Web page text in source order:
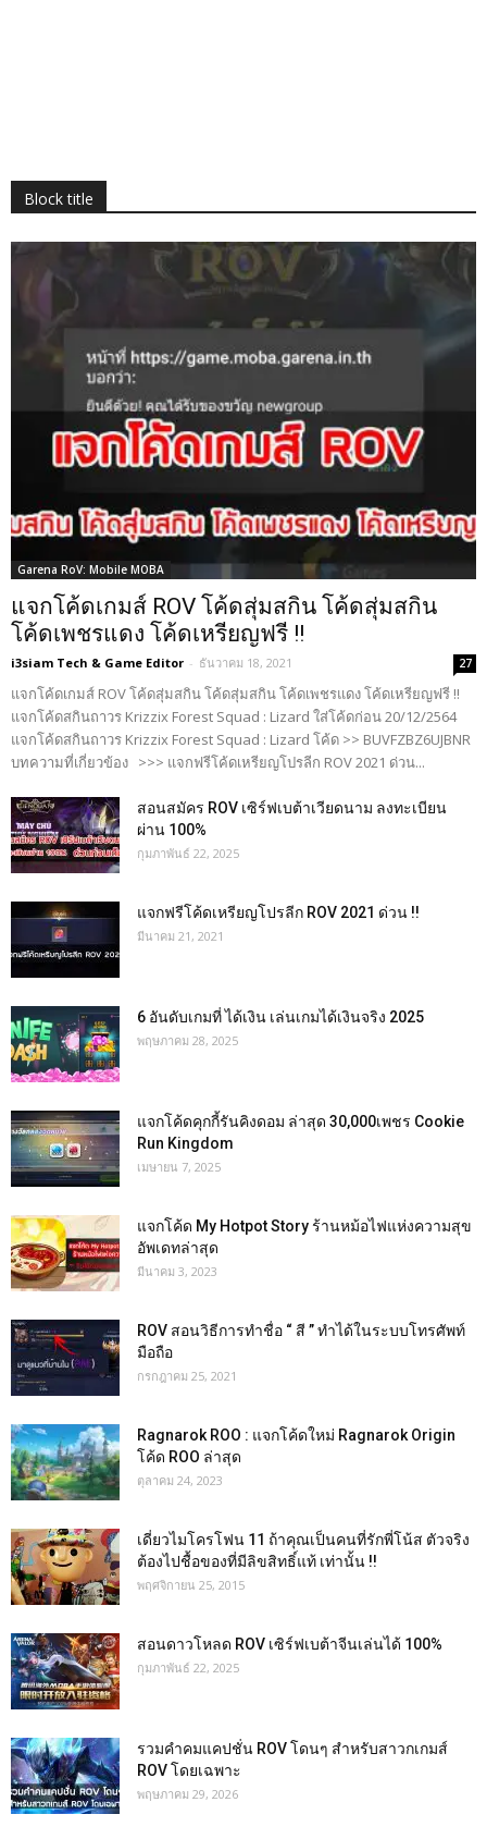
Block title
Garena RoV: Mobile MOBA
แจกโค้ดเกมส์ ROV โค้ดสุ่มสกิน โค้ดสุ่มสกิน
โค้ดเพชรแดง โค้ดเหรียญฟรี !!
i3siam Tech & Game Editor - ธันวาคม 18, 2021 27
แจกโค้ดเกมส์ ROV โค้ดสุ่มสกิน โค้ดสุ่มสกิน โค้ดเพชรแดง โค้ดเหรียญฟรี !!
แจกโค้ดสกินถาวร Krizzix Forest Squad : Lizard ใส่โค้ดก่อน 20/12/2564
แจกโค้ดสกินถาวร Krizzix Forest Squad : Lizard โค้ด >> BUVFZBZ6UJBNR
บทความที่เกี่ยวข้อง >>> แจกฟรีโค้ดเหรียญโปรลีก ROV 2021 ด่วน...
สอนสมัคร ROV เซิร์ฟเบต้าเวียดนาม ลงทะเบียน
ผ่าน 100%
กุมภาพันธ์ 22, 2025
แจกฟรีโค้ดเหรียญโปรลีก ROV 2021 ด่วน !!
มีนาคม 21, 2021
6 อันดับเกมที่ ได้เงิน เล่นเกมได้เงินจริง 2025
พฤษภาคม 28, 2025
แจกโค้ดคุกกี้รันคิงดอม ล่าสุด 30,000เพชร Cookie
Run Kingdom
เมษายน 7, 2025
แจกโค้ด My Hotpot Story ร้านหม้อไฟแห่งความสุข
อัพเดทล่าสุด
มีนาคม 3, 2023
ROV สอนวิธีการทำชื่อ “ สี ” ทำได้ในระบบโทรศัพท์
มือถือ
กรกฎาคม 25, 2021
Ragnarok ROO : แจกโค้ดใหม่ Ragnarok Origin
โค้ด ROO ล่าสุด
ตุลาคม 24, 2023
เดี่ยวไมโครโฟน 11 ถ้าคุณเป็นคนที่รักพี่โน้ส ตัวจริง
ต้องไปชื้อของที่มีลิขสิทธิ์แท้ เท่านั้น !!
พฤศจิกายน 25, 2015
สอนดาวโหลด ROV เซิร์ฟเบต้าจีนเล่นได้ 100%
กุมภาพันธ์ 22, 2025
รวมคำคมแคปชั่น ROV โดนๆ สำหรับสาวกเกมส์
ROV โดยเฉพาะ
พฤษภาคม 29, 2026